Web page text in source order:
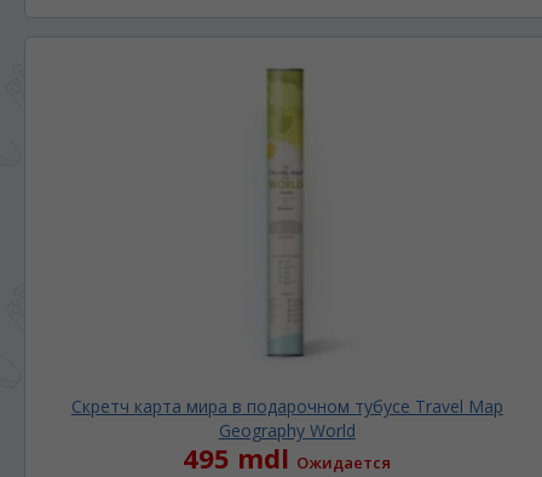
Скретч карта мира в подарочном тубусе Travel Map
Geography World
495 mdl Ожидается